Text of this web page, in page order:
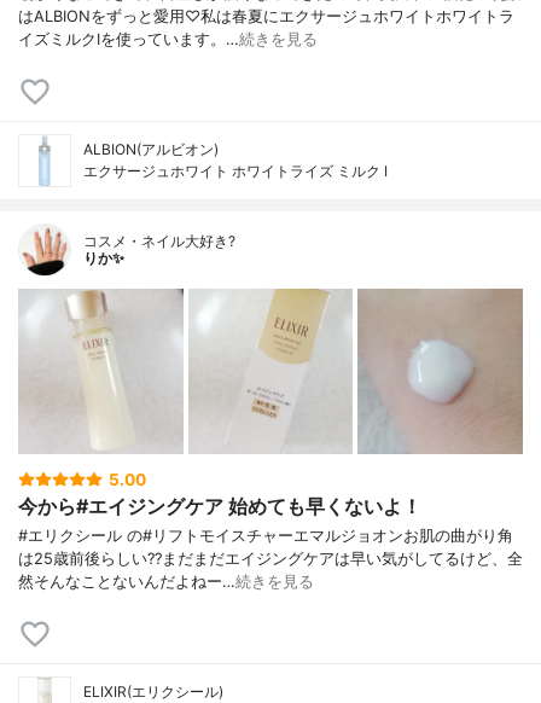
はALBIONをずっと愛用♡私は春夏にエクサージュホワイトホワイトラ
イズミルクⅠを使っています。…続きを見る
ALBION(アルビオン)
エクサージュホワイト ホワイトライズ ミルク Ⅰ
コスメ・ネイル大好き?
りか✨
5.00
今から#エイジングケア 始めても早くないよ！
#エリクシール の#リフトモイスチャーエマルジョオンお肌の曲がり角
は25歳前後らしい??まだまだエイジングケアは早い気がしてるけど、全
然そんなことないんだよねー…続きを見る
ELIXIR(エリクシール)